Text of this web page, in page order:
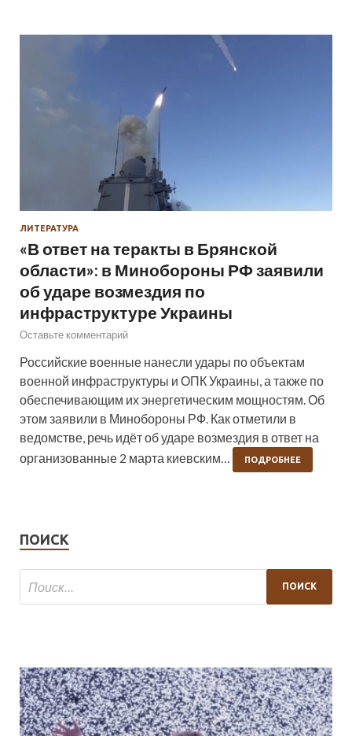
ЛИТЕРАТУРА
«В ответ на теракты в Брянской
области»: в Минобороны РФ заявили
об ударе возмездия по
инфраструктуре Украины
Оставьте комментарий
Российские военные нанесли удары по объектам
военной инфраструктуры и ОПК Украины, а также по
обеспечивающим их энергетическим мощностям. Об
этом заявили в Минобороны РФ. Как отметили в
ведомстве, речь идёт об ударе возмездия в ответ на
организованные 2 марта киевским…
ПОДРОБНЕЕ
ПОИСК